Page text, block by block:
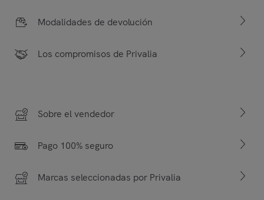
Modalidades de devolución
Los compromisos de Privalia
Sobre el vendedor
Pago 100% seguro
Marcas seleccionadas por Privalia